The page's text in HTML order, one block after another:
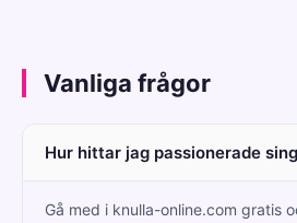
Vanliga frågor
Hur hittar jag passionerade
Gå med i knulla-online.com gratis